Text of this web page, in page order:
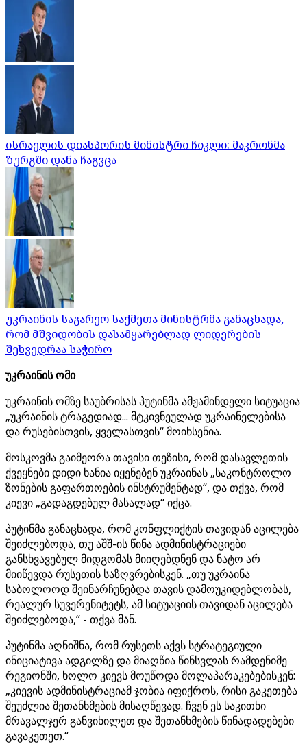
ისრაელის დიასპორის მინისტრი ჩიკლი: მაკრონმა
ზურგში დანა ჩაგვცა
უკრაინის საგარეო საქმეთა მინისტრმა განაცხადა,
რომ მშვიდობის დასამყარებლად ლიდერების
შეხვედრაა საჭირო
უკრაინის ომი
უკრაინის ომზე საუბრისას პუტინმა ამჟამინდელი სიტუაცია
„უკრაინის ტრაგედიად... მტკივნეულად უკრაინელებისა
და რუსებისთვის, ყველასთვის“ მოიხსენია.
მოსკოვმა გაიმეორა თავისი თეზისი, რომ დასავლეთის
ქვეყნები დიდი ხანია იყენებენ უკრაინას „საკონტროლო
ზონების გაფართოების ინსტრუმენტად“, და თქვა, რომ
კიევი „გადაგდებულ მასალად“ იქცა.
პუტინმა განაცხადა, რომ კონფლიქტის თავიდან აცილება
შეიძლებოდა, თუ აშშ-ის წინა ადმინისტრაციები
განსხვავებულ მიდგომას მიიღებდნენ და ნატო არ
მიიწევდა რუსეთის საზღვრებისკენ. „თუ უკრაინა
საბოლოოდ შეინარჩუნებდა თავის დამოუკიდებლობას,
რეალურ სუვერენიტეტს, ამ სიტუაციის თავიდან აცილება
შეიძლებოდა,“ - თქვა მან.
პუტინმა აღნიშნა, რომ რუსეთს აქვს სტრატეგიული
ინიციატივა ადგილზე და მიაღწია წინსვლას რამდენიმე
რეგიონში, ხოლო კიევს მოუწოდა მოლაპარაკებებისკენ:
„კიევის ადმინისტრაციამ ჯობია იფიქროს, რისი გაკეთება
შეუძლია შეთანხმების მისაღწევად. ჩვენ ეს საკითხი
მრავალჯერ განვიხილეთ და შეთანხმების წინადადებები
გავაკეთეთ.“